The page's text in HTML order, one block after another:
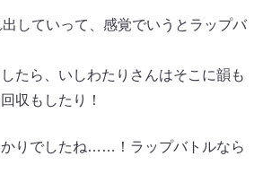
していって、感覚でいうとラップバ
たら、いしわたりさんはそこに韻も
収もしたり！
りでしたね……！ラップバトルなら